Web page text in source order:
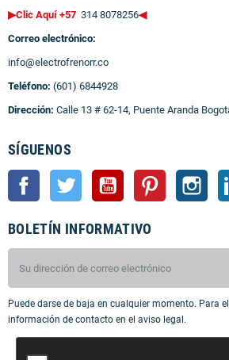
▶Clic Aquí +57 314 8078256◀
Correo electrónico:
info@electrofrenorr.co
Teléfono: (601) 6844928
Dirección: Calle 13 # 62-14, Puente Aranda
SÍGUENOS
Facebook Twitter YouTube Pinterest
BOLETÍN INFORMATIVO
Puede darse de baja en cualquier momento. Para
información de contacto en el aviso legal.